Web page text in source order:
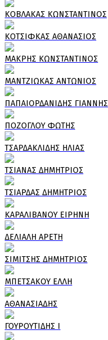
ΚΟΒΛΑΚΑΣ ΚΩΝΣΤΑΝΤΙΝΟΣ
ΚΟΤΣΙΦΚΑΣ ΑΘΑΝΑΣΙΟΣ
ΜΑΚΡΗΣ ΚΩΝΣΤΑΝΤΙΝΟΣ
ΜΑΝΤΖΙΩΚΑΣ ΑΝΤΩΝΙΟΣ
ΠΑΠΑΙΟΡΔΑΝΙΔΗΣ ΓΙΑΝΝΗΣ
ΠΟΖΟΓΛΟΥ ΦΩΤΗΣ
ΤΣΑΡΔΑΚΛΙΔΗΣ ΗΛΙΑΣ
ΤΣΙΑΝΑΣ ΔΗΜΗΤΡΙΟΣ
ΤΣΙΑΡΔΑΣ ΔΗΜΗΤΡΙΟΣ
ΚΑΡΑΛΙΒΑΝΟΥ ΕΙΡΗΝΗ
ΔΕΛΙΑΛΗ ΑΡΕΤΗ
ΣΙΜΙΤΣΗΣ ΔΗΜΗΤΡΙΟΣ
ΜΠΕΤΣΑΚΟΥ ΕΛΛΗ
ΑΘΑΝΑΣΙΑΔΗΣ
ΓΟΥΡΟΥΤΙΔΗΣ Ι